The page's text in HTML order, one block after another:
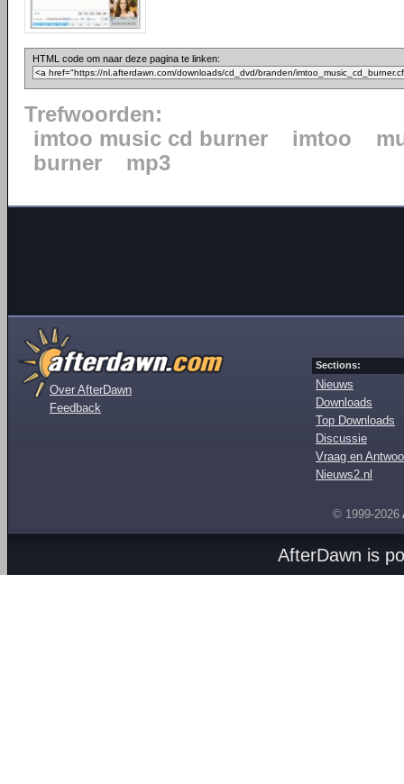
HTML code om naar deze pagina te linken:
Trefwoorden:
imtoo music cd burner
imtoo
burner
mp3
Over AfterDawn
Feedback
Sections:
Nieuws
Downloads
Top Downloads
Discussie
Vraag en
Nieuws2.nl
© 1999-2026
AfterDawn is